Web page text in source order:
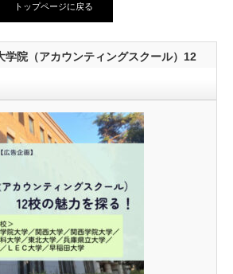
トップページに戻る
学院（アカウンティングスクール）12